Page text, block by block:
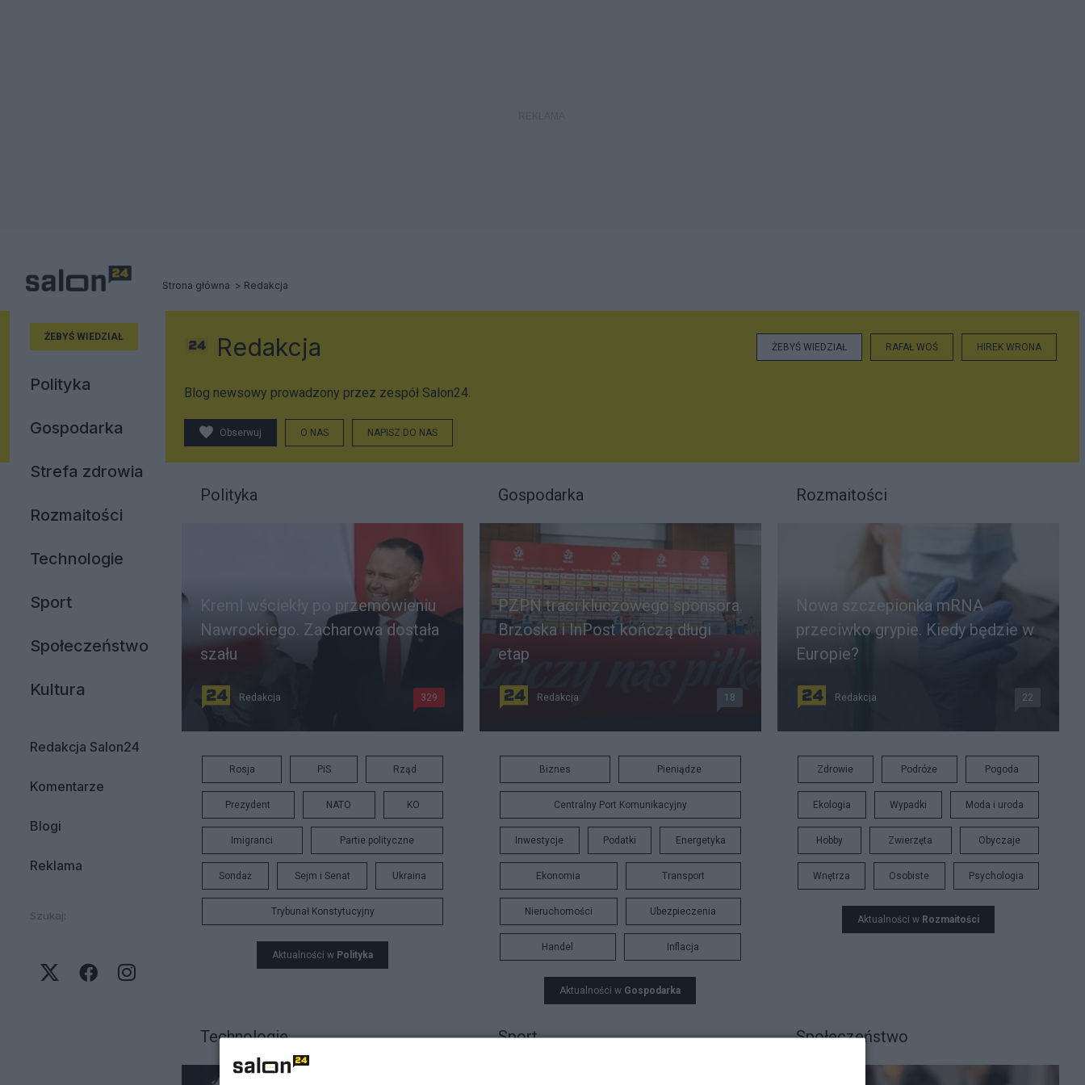
Strona główna Redakcja
ŻEBYŚ WIEDZIAŁ
Polityka
Gospodarka
Strefa zdrowia
Rozmaitości
Technologie
Sport
Społeczeństwo
Kultura
Redakcja Salon24
Komentarze
Blogi
Reklama
Szukaj:
Redakcja ŻEBYŚ WIEDZIAŁ RAFAŁ WOŚ HIREK WRONA
Blog newsowy prowadzony przez zespół Salon24.
Obserwuj O NAS NAPISZ DO NAS
Polityka
Kreml wściekły po przemówieniu
Nawrockiego. Zacharowa dostała
szału
Redakcja 329
Rosja PiS Rząd
Prezydent NATO KO
Imigranci Partie polityczne
Sondaż Sejm i Senat Ukraina
Trybunał Konstytucyjny
Aktualności w Polityka
Gospodarka
PZPN traci kluczowego sponsora.
Brzoska i InPost kończą długi
etap
Redakcja 18
Biznes Pieniądze
Centralny Port Komunikacyjny
Inwestycje Podatki Energetyka
Ekonomia Transport
Nieruchomości Ubezpieczenia
Handel Inflacja
Aktualności w Gospodarka
Rozmaitości
Nowa szczepionka mRNA
przeciwko grypie. Kiedy będzie w
Europie?
Redakcja 22
Zdrowie Podróże Pogoda
Ekologia Wypadki Moda i uroda
Hobby Zwierzęta Obyczaje
Wnętrza Osobiste Psychologia
Aktualności w Rozmaitości
Technologie Sport Społeczeństwo